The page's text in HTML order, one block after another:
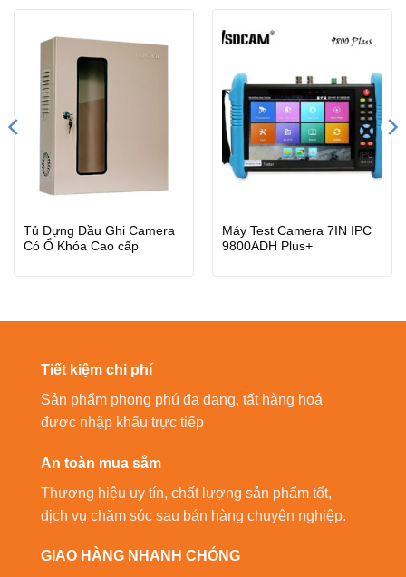
Tủ Đựng Đầu Ghi Camera
Có Ổ Khóa Cao cấp
Máy Test Camera 7IN IPC
9800ADH Plus+
Tiết kiệm chi phí
Sản phẩm phong phú đa dạng, tất hàng hoá
được nhập khẩu trực tiếp
An toàn mua sắm
Thương hiệu uy tín, chất lượng sản phẩm tốt,
dịch vụ chăm sóc sau bán hàng chuyên nghiệp.
GIAO HÀNG NHANH CHÓNG